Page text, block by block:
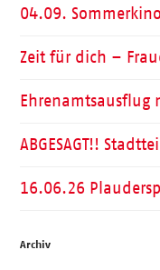
04.09. Sommerkino
Zeit für dich –
Ehrenamtsausflug
ABGESAGT!!
16.06.26
Archiv